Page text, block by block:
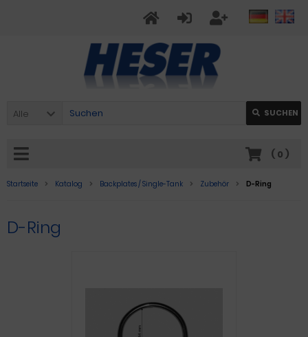
Alle SUCHEN
( 0 )
Startseite Katalog Backplates / Single-Tank Zubehör D-Ring
D-Ring